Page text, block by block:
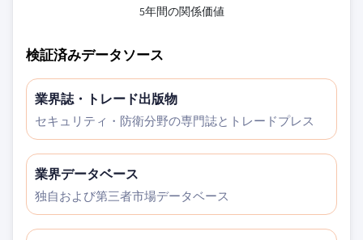
5年間の関係価値
検証済みデータソース
業界誌・トレード出版物
セキュリティ・防衛分野の専門誌とトレードプレス
業界データベース
独自および第三者市場データベース